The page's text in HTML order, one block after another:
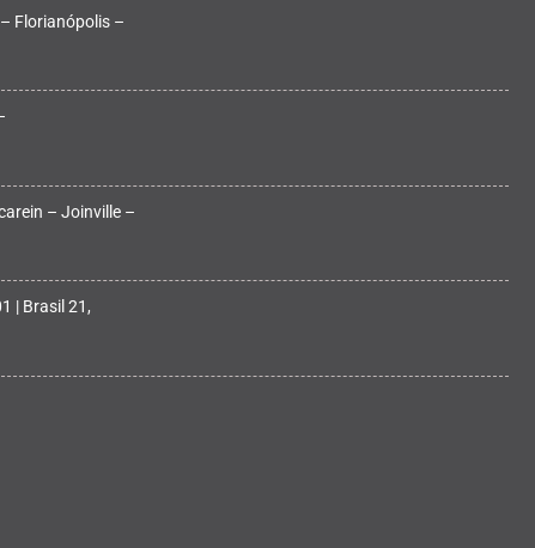
Florianópolis –
– Joinville –
| Brasil 21,